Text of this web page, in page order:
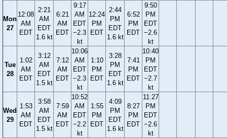
Mon
27
12:08
AM
EDT
2:21
AM
EDT
1.6 kt
6:21
AM
EDT
9:17
AM
EDT
−2.3
kt
12:24
PM
EDT
2:44
PM
EDT
1.6 kt
6:52
PM
EDT
9:50
PM
EDT
−2.6
kt
Tue
28
1:02
AM
EDT
3:12
AM
EDT
1.5 kt
7:12
AM
EDT
10:06
AM
EDT
−2.3
kt
1:10
PM
EDT
3:28
PM
EDT
1.6 kt
7:41
PM
EDT
10:40
PM
EDT
−2.7
kt
Wed
29
1:53
AM
EDT
3:58
AM
EDT
1.5 kt
7:59
AM
EDT
10:52
AM
EDT
−2.2
kt
1:55
PM
EDT
4:09
PM
EDT
1.6 kt
8:27
PM
EDT
11:27
PM
EDT
−2.6
kt